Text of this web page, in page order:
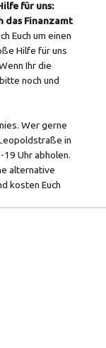
für uns:
das Finanzamt
Euch um einen
Hilfe für uns
Ihr die
noch und
Wer gerne
in
Uhr abholen.
alternative
kosten Euch